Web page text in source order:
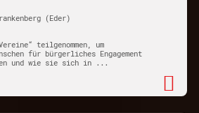
(Eder)
teilgenommen, um
für bürgerliches Engagement
und wie sie sich in ...